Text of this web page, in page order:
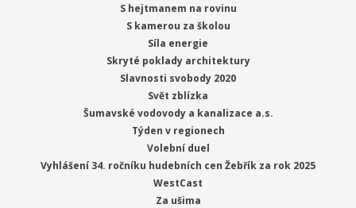
S hejtmanem na rovinu
S kamerou za školou
Síla energie
Skryté poklady architektury
Slavnosti svobody 2020
Svět zblízka
Šumavské vodovody a kanalizace a.s.
Týden v regionech
Volební duel
Vyhlášení 34. ročníku hudebních cen Žebřík za rok 2025
WestCast
Za ušima